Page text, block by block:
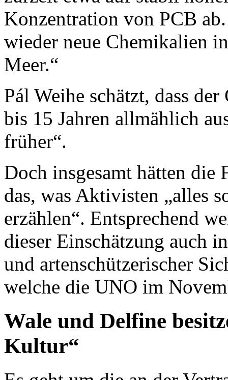
Konzentration von PCB
wieder neue Chemikalien
Meer.“
Pál Weihe schätzt, dass
bis 15 Jahren allmählich
früher“.
Doch insgesamt hätten die
das, was Aktivisten „alles
erzählen“. Entsprechend
dieser Einschätzung auch
und artenschützerischer
welche die UNO im
Wale und Delfine
Kultur“